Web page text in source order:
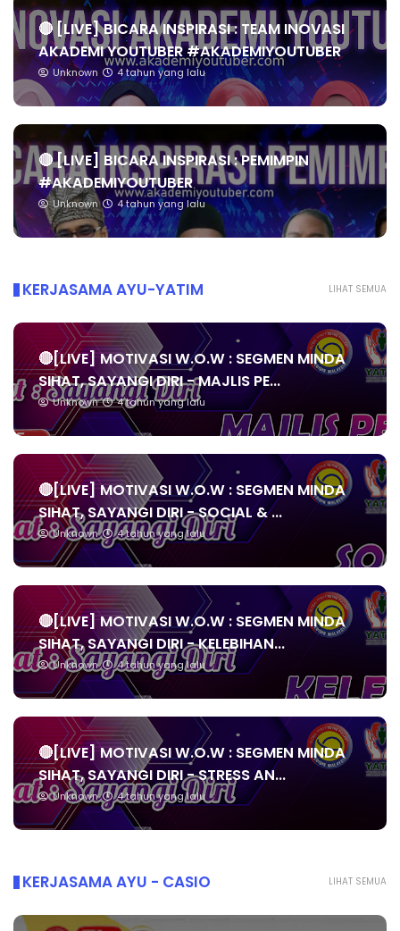
🔴 [LIVE] BICARA INSPIRASI : TEAM INOVASI
AKADEMI YOUTUBER #AKADEMIYOUTUBER
Unknown 4 tahun yang lalu
🔴 [LIVE] BICARA INSPIRASI : PEMIMPIN
#AKADEMIYOUTUBER
Unknown 4 tahun yang lalu
LIHAT SEMUA
KERJASAMA AYU-YATIM
🔴[LIVE] MOTIVASI W.O.W : SEGMEN MINDA
SIHAT, SAYANGI DIRI - MAJLIS PE...
Unknown 4 tahun yang lalu
🔴[LIVE] MOTIVASI W.O.W : SEGMEN MINDA
SIHAT, SAYANGI DIRI - SOCIAL & ...
Unknown 4 tahun yang lalu
🔴[LIVE] MOTIVASI W.O.W : SEGMEN MINDA
SIHAT, SAYANGI DIRI - KELEBIHAN...
Unknown 4 tahun yang lalu
🔴[LIVE] MOTIVASI W.O.W : SEGMEN MINDA
SIHAT, SAYANGI DIRI - STRESS AN...
Unknown 4 tahun yang lalu
LIHAT SEMUA
KERJASAMA AYU - CASIO